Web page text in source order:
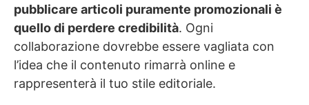
pubblicare articoli puramente promozionali è
quello di perdere credibilità. Ogni
collaborazione dovrebbe essere vagliata con
l’idea che il contenuto rimarrà online e
rappresenterà il tuo stile editoriale.